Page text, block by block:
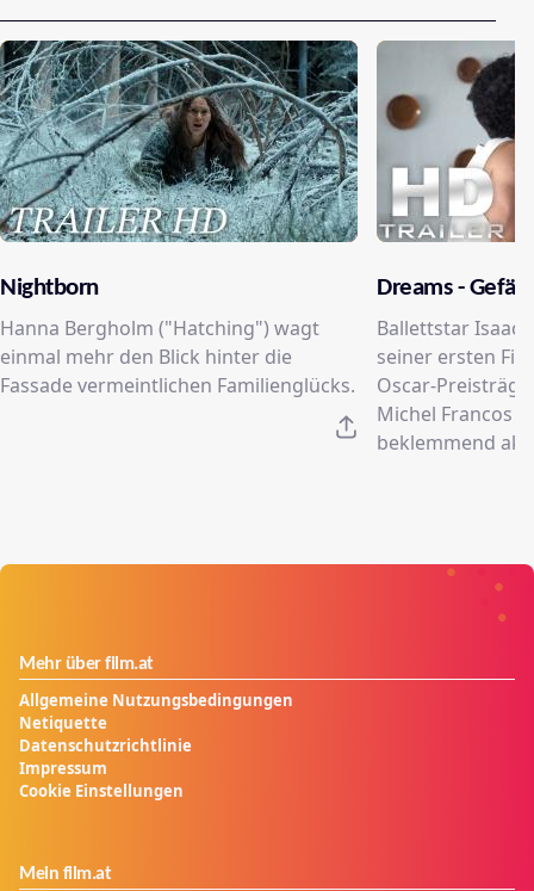
Nightborn
Hanna Bergholm ("Hatching") wagt
einmal mehr den Blick hinter die
Fassade vermeintlichen Familienglücks.
Dreams -
Ballettstar Isaac
seiner ersten
Oscar-
Michel Francos
beklemmend
Mehr über film.at
Allgemeine Nutzungsbedingungen
Netiquette
Datenschutzrichtlinie
Impressum
Cookie Einstellungen
Mein film.at